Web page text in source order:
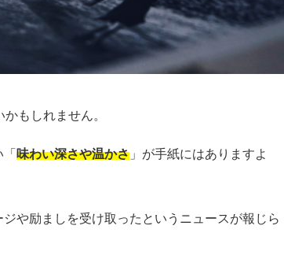
もしれません。
「味わい深さや温かさ 」が手紙にはありますよ
や励ましを受け取ったというニュースが報じら